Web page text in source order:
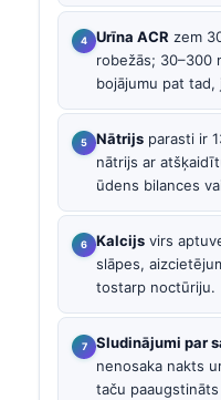
Urīna ACR zem
robežās; 30–300
bojājumu pat tad,
Nātrijs parasti ir
nātrijs ar
ūdens bilances
Kalcijs virs
slāpes,
tostarp noctūriju.
Sludinājumi par
nenosaka nakts
taču